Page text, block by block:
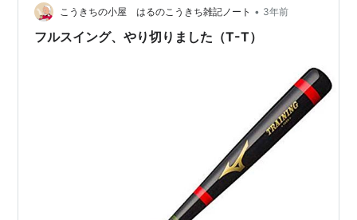
係にある電通がテレビ局に対して…
こうきちの小屋 はるのこうきち雑記ノート • 3年前
フルスイング、やり切りました（T-T）